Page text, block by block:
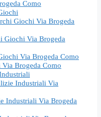
Como
Giochi Via Brogeda
Giochi Via Brogeda
Via Brogeda Como
Brogeda Como
Industriali Via
Industriali Via Brogeda